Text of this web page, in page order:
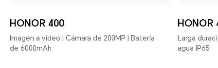
HONOR 400
Imagen a video | Cámara de 200MP | Batería
de 6000mAh
HONOR
Larga
agua IP65